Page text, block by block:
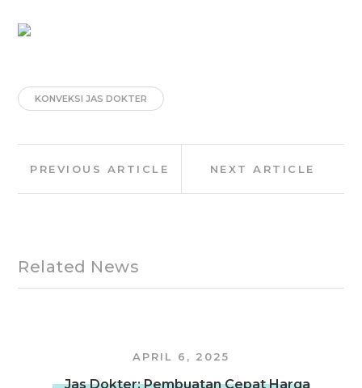
KONVEKSI JAS DOKTER
navigation
PREVIOUS ARTICLE NEXT ARTICLE
Related News
APRIL 6, 2025
Jas Dokter: Pembuatan Cepat Harga